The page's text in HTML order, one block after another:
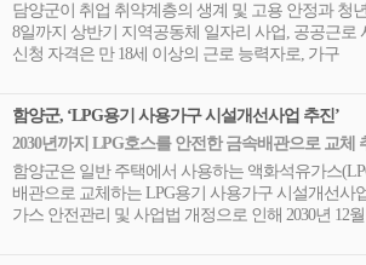
담양군이 취업 취약계층의 생계 및 고용 안정과 청
8일까지 상반기 지역공동체 일자리 사업, 공공근로
신청 자격은 만 18세 이상의 근로 능력자로, 가구
함양군, ‘LPG용기 사용가구 시설개선사업 추진’
2030년까지 LPG호스를 안전한 금속배관으로 교체
함양군은 일반 주택에서 사용하는 액화석유가스
배관으로 교체하는 LPG용기 사용가구 시설개선사
가스 안전관리 및 사업법 개정으로 인해 2030년 12